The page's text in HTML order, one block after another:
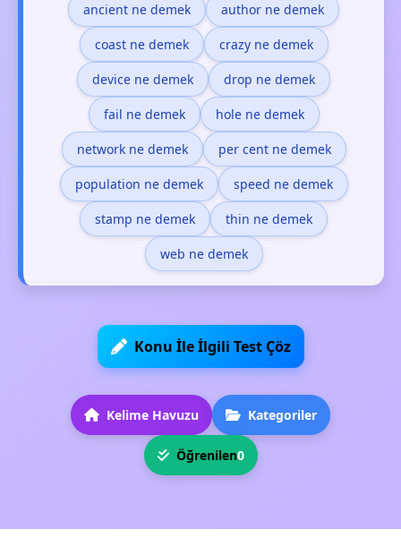
ancient ne demek author ne demek
coast ne demek crazy ne demek
device ne demek drop ne demek
fail ne demek hole ne demek
network ne demek per cent ne demek
population ne demek speed ne demek
stamp ne demek thin ne demek
web ne demek
Konu İle İlgili Test Çöz
Kelime Havuzu Kategoriler
Öğrenilen0